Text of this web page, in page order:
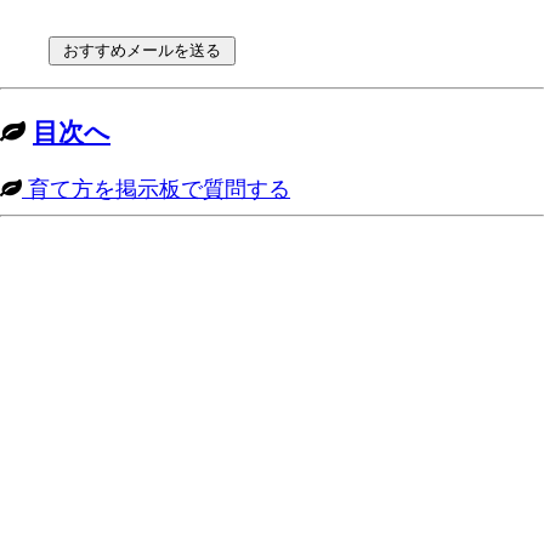
目次へ
育て方を掲示板で質問する